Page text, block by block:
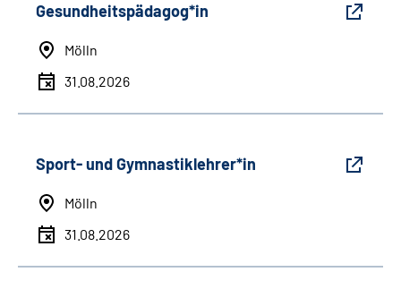
Gesundheitspädagog*in
Mölln
31.08.2026
Sport- und Gymnastiklehrer*in
Mölln
31.08.2026